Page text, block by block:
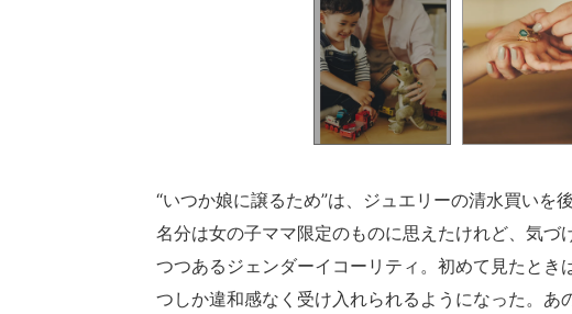
“いつか娘に譲るため”は、ジュエリーの清水買いを
名分は女の子ママ限定のものに思えたけれど、気づ
つつあるジェンダーイコーリティ。初めて見たとき
つしか違和感なく受け入れられるようになった。あ